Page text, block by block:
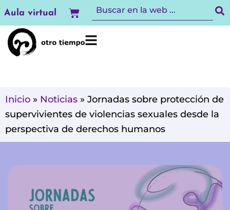
al
contenido
Aula virtual Carrito
Inicio » Noticias » Jornadas sobre protección de
supervivientes de violencias sexuales desde la
perspectiva de derechos humanos